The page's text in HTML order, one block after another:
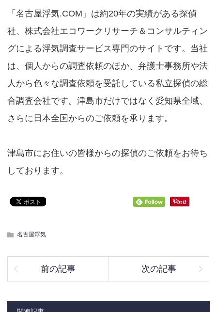
「名古屋浮気.COM」は約20年の実績がある探偵
社、株式会社エコワークリサーチ＆コンサルティン
グによる浮気調査サービス専門のサイトです。当社
は、個人からの調査依頼のほか、弁護士事務所や法
人から色々な調査依頼を受託している私立探偵の総
合調査会社です。津島市だけではなく愛知県全域、
さらに日本全国からのご依頼を承ります。
津島市にお住いの皆様からの探偵のご依頼をお待ち
しております。
名古屋浮気
前の記事 次の記事